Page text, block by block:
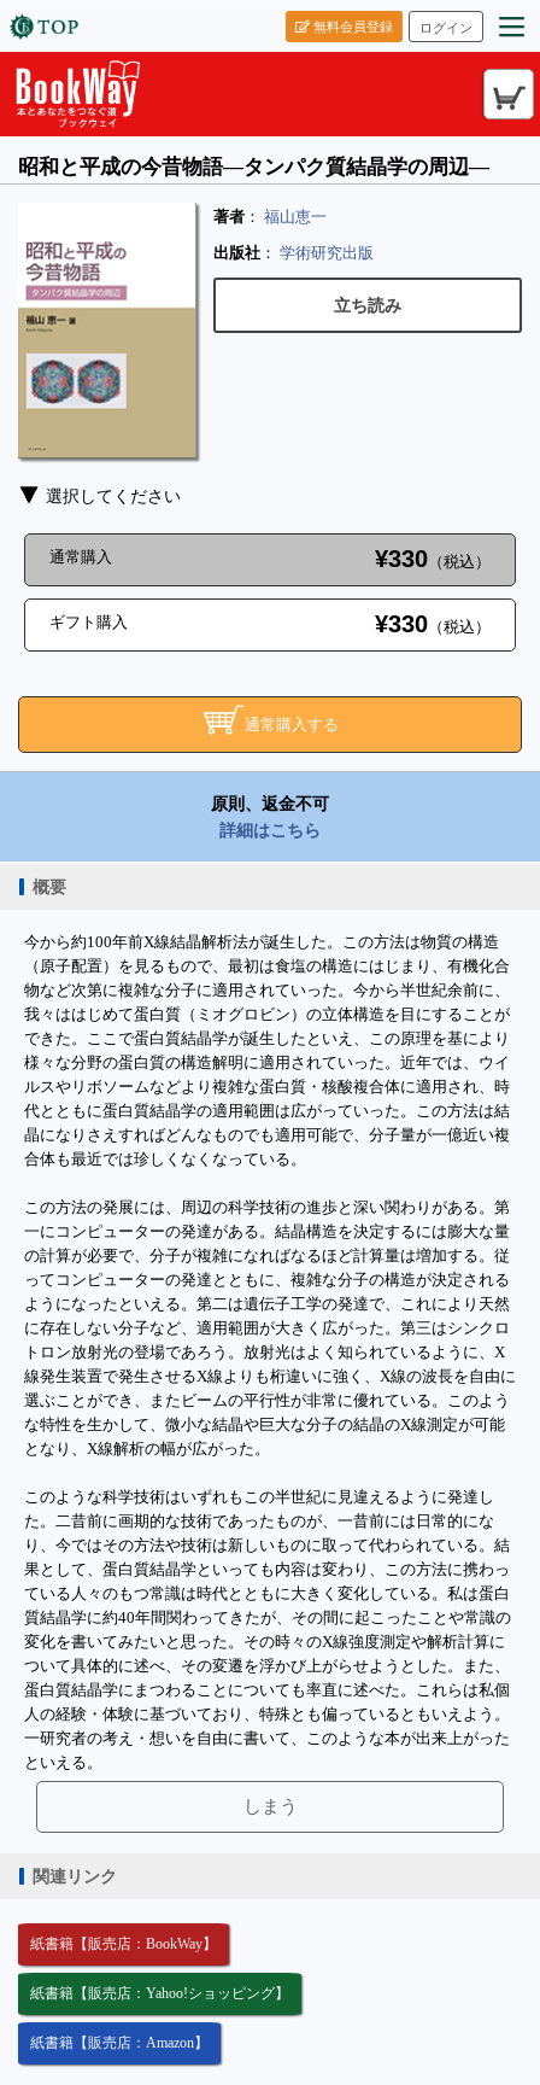
ログイン
無料会員登録
昭和と平成の今昔物語―タンパク質結晶学の周辺―
著者 ： 福山恵一
出版社 ： 学術研究出版
立ち読み
選択してください
通常購入 ¥330 （税込）
ギフト購入 ¥330 （税込）
通常購入する
原則、返金不可
詳細はこちら
概要
今から約100年前X線結晶解析法が誕生した。この方法は物質の構造
（原子配置）を見るもので、最初は食塩の構造にはじまり、有機化合
物など次第に複雑な分子に適用されていった。今から半世紀余前に、
我々ははじめて蛋白質（ミオグロビン）の立体構造を目にすることが
できた。ここで蛋白質結晶学が誕生したといえ、この原理を基により
様々な分野の蛋白質の構造解明に適用されていった。近年では、ウイ
ルスやリボソームなどより複雑な蛋白質・核酸複合体に適用され、時
代とともに蛋白質結晶学の適用範囲は広がっていった。この方法は結
晶になりさえすればどんなものでも適用可能で、分子量が一億近い複
合体も最近では珍しくなくなっている。
この方法の発展には、周辺の科学技術の進歩と深い関わりがある。第
一にコンピューターの発達がある。結晶構造を決定するには膨大な量
の計算が必要で、分子が複雑になればなるほど計算量は増加する。従
ってコンピューターの発達とともに、複雑な分子の構造が決定される
ようになったといえる。第二は遺伝子工学の発達で、これにより天然
に存在しない分子など、適用範囲が大きく広がった。第三はシンクロ
トロン放射光の登場であろう。放射光はよく知られているように、X
線発生装置で発生させるX線よりも桁違いに強く、X線の波長を自由に
選ぶことができ、またビームの平行性が非常に優れている。このよう
な特性を生かして、微小な結晶や巨大な分子の結晶のX線測定が可能
となり、X線解析の幅が広がった。
このような科学技術はいずれもこの半世紀に見違えるように発達し
た。二昔前に画期的な技術であったものが、一昔前には日常的にな
り、今ではその方法や技術は新しいものに取って代わられている。結
果として、蛋白質結晶学といっても内容は変わり、この方法に携わっ
ている人々のもつ常識は時代とともに大きく変化している。私は蛋白
質結晶学に約40年間関わってきたが、その間に起こったことや常識の
変化を書いてみたいと思った。その時々のX線強度測定や解析計算に
ついて具体的に述べ、その変遷を浮かび上がらせようとした。また、
蛋白質結晶学にまつわることについても率直に述べた。これらは私個
人の経験・体験に基づいており、特殊とも偏っているともいえよう。
一研究者の考え・想いを自由に書いて、このような本が出来上がった
といえる。
しまう
関連リンク
紙書籍【販売店：BookWay】
紙書籍【販売店：Yahoo!ショッピング】
紙書籍【販売店：Amazon】